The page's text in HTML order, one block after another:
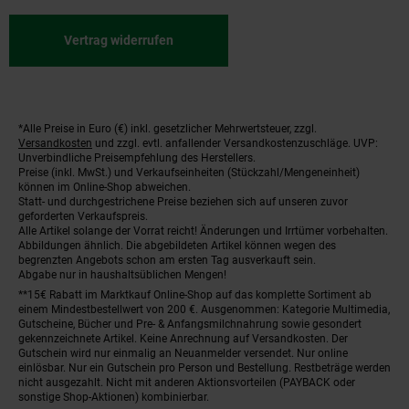
Vertrag widerrufen
Fußnoten
*Alle Preise in Euro (€) inkl. gesetzlicher Mehrwertsteuer, zzgl.
Versandkosten und zzgl. evtl. anfallender Versandkostenzuschläge. UVP:
Unverbindliche Preisempfehlung des Herstellers.
Preise (inkl. MwSt.) und Verkaufseinheiten (Stückzahl/Mengeneinheit)
können im Online-Shop abweichen.
Statt- und durchgestrichene Preise beziehen sich auf unseren zuvor
geforderten Verkaufspreis.
Alle Artikel solange der Vorrat reicht! Änderungen und Irrtümer vorbehalten.
Abbildungen ähnlich. Die abgebildeten Artikel können wegen des
begrenzten Angebots schon am ersten Tag ausverkauft sein.
Abgabe nur in haushaltsüblichen Mengen!
**15€ Rabatt im Marktkauf Online-Shop auf das komplette Sortiment ab
einem Mindestbestellwert von 200 €. Ausgenommen: Kategorie Multimedia,
Gutscheine, Bücher und Pre- & Anfangsmilchnahrung sowie gesondert
gekennzeichnete Artikel. Keine Anrechnung auf Versandkosten. Der
Gutschein wird nur einmalig an Neuanmelder versendet. Nur online
einlösbar. Nur ein Gutschein pro Person und Bestellung. Restbeträge werden
nicht ausgezahlt. Nicht mit anderen Aktionsvorteilen (PAYBACK oder
sonstige Shop-Aktionen) kombinierbar.